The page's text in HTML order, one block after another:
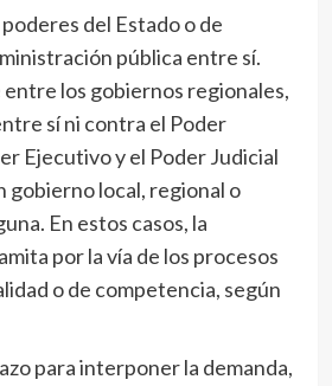
del Estado o de
pública entre sí.
los gobiernos regionales,
sí ni contra el Poder
Ejecutivo y el Poder Judicial
local, regional o
En estos casos, la
por la vía de los procesos
o de competencia, según
para interponer la demanda,